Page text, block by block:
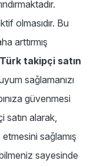
olmasıdır. Bu
arttırmış
takipçi satın
sağlamanızı
güvenmesi
satın alarak,
etmesini sağlamış
sayesinde